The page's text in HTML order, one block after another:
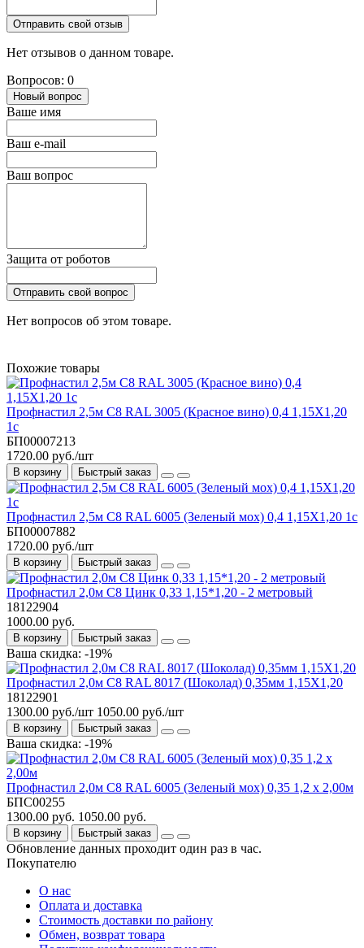
Отправить свой отзыв
Нет отзывов о данном товаре.
Вопросов: 0
Новый вопрос
Ваше имя
Ваш e-mail
Ваш вопрос
Защита от роботов
Отправить свой вопрос
Нет вопросов об этом товаре.
Похожие товары
Профнастил 2,5м С8 RAL 3005 (Красное вино) 0,4 1,15Х1,20
1с
БП00007213
1720.00 руб./шт
В корзину Быстрый заказ
Профнастил 2,5м С8 RAL 6005 (Зеленый мох) 0,4 1,15Х1,20 1с
БП00007882
1720.00 руб./шт
В корзину Быстрый заказ
Профнастил 2,0м С8 Цинк 0,33 1,15*1,20 - 2 метровый
18122904
1000.00 руб.
В корзину Быстрый заказ
Ваша скидка: -19%
Профнастил 2,0м С8 RAL 8017 (Шоколад) 0,35мм 1,15Х1,20
18122901
1300.00 руб./шт 1050.00 руб./шт
В корзину Быстрый заказ
Ваша скидка: -19%
Профнастил 2,0м С8 RAL 6005 (Зеленый мох) 0,35 1,2 х 2,00м
БПС00255
1300.00 руб. 1050.00 руб.
В корзину Быстрый заказ
Обновление данных проходит один раз в час.
Покупателю
О нас
Оплата и доставка
Стоимость доставки по району
Обмен, возврат товара